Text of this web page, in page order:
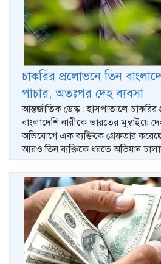
চাকরির প্রলোভনে তিন
পাচার, অতঃপর দেহ ব্যবসা
আন্তর্জাতিক ডেস্ক : হাসপাতালে
বাংলাদেশি নারীকে ভারতের মুম্বাইয়ে
অভিযোগে এক ব্যক্তিকে গ্রেফতার
আরও তিন ব্যক্তিকে ধরতে অভিযান